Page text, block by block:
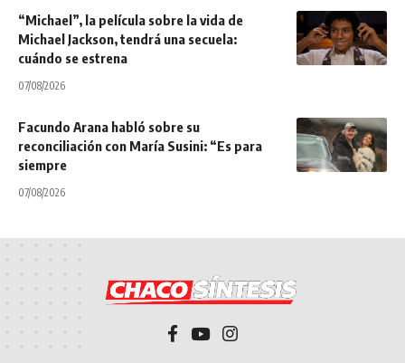
“Michael”, la película sobre la vida de
Michael Jackson, tendrá una secuela:
cuándo se estrena
07/08/2026
Facundo Arana habló sobre su
reconciliación con María Susini: “Es para
siempre
07/08/2026